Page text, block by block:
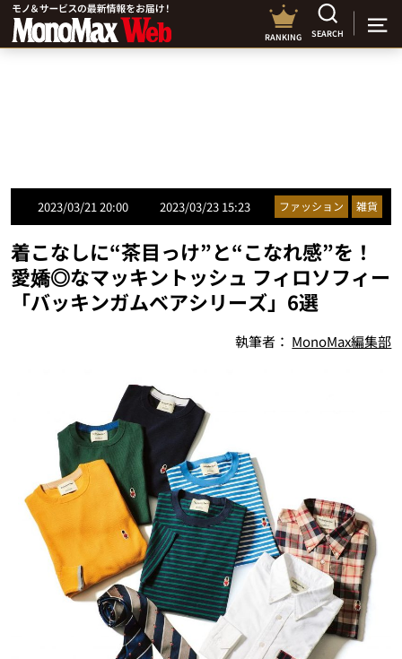
RANKING SEARCH
2023/03/21 20:00 2023/03/23 15:23 ファッション 雑貨
着こなしに“茶目っけ”と“こなれ感”を！
愛嬌◎なマッキントッシュ フィロソフィー
「バッキンガムベアシリーズ」6選
執筆者： MonoMax編集部